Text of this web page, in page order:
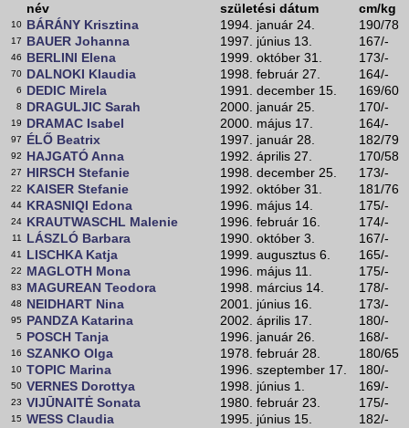
név születési dátum cm/kg
10 BÁRÁNY Krisztina 1994. január 24. 190/78
17 BAUER Johanna 1997. június 13. 167/-
46 BERLINI Elena 1999. október 31. 173/-
70 DALNOKI Klaudia 1998. február 27. 164/-
6 DEDIC Mirela 1991. december 15. 169/60
8 DRAGULJIC Sarah 2000. január 25. 170/-
19 DRAMAC Isabel 2000. május 17. 164/-
97 ÉLŐ Beatrix 1997. január 28. 182/79
92 HAJGATÓ Anna 1992. április 27. 170/58
27 HIRSCH Stefanie 1998. december 25. 173/-
22 KAISER Stefanie 1992. október 31. 181/76
44 KRASNIQI Edona 1996. május 14. 175/-
24 KRAUTWASCHL Malenie 1996. február 16. 174/-
11 LÁSZLÓ Barbara 1990. október 3. 167/-
41 LISCHKA Katja 1999. augusztus 6. 165/-
22 MAGLOTH Mona 1996. május 11. 175/-
83 MAGUREAN Teodora 1998. március 14. 178/-
48 NEIDHART Nina 2001. június 16. 173/-
95 PANDZA Katarina 2002. április 17. 180/-
5 POSCH Tanja 1996. január 26. 168/-
16 SZANKO Olga 1978. február 28. 180/65
10 TOPIC Marina 1996. szeptember 17. 180/-
50 VERNES Dorottya 1998. június 1. 169/-
23 VIJŪNAITĖ Sonata 1980. február 23. 175/-
15 WESS Claudia 1995. június 15. 182/-